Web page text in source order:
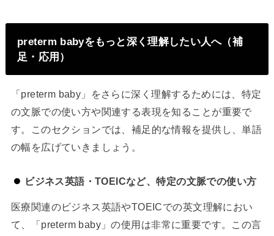
preterm babyをもっと深く理解したい人へ（補
足・応用）
「preterm baby」をさらに深く理解するためには、特定
の文脈での使い方や関連する表現を知ることが重要で
す。このセクションでは、補足的な情報を提供し、単語
の幅を広げていきましょう。
ビジネス英語・TOEICなど、特定の文脈での使い方
医療関連のビジネス英語やTOEICでの英文理解におい
て、「preterm baby」の使用は非常に重要です。この言